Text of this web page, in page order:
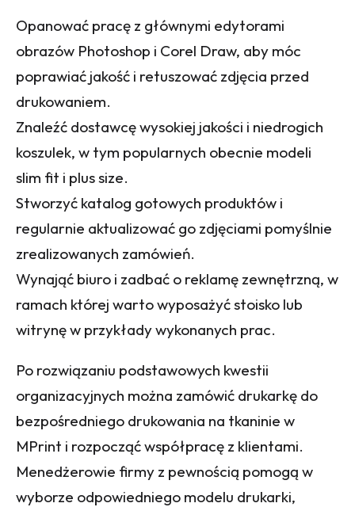
Opanować pracę z głównymi edytorami
obrazów Photoshop i Corel Draw, aby móc
poprawiać jakość i retuszować zdjęcia przed
drukowaniem.
Znaleźć dostawcę wysokiej jakości i niedrogich
koszulek, w tym popularnych obecnie modeli
slim fit i plus size.
Stworzyć katalog gotowych produktów i
regularnie aktualizować go zdjęciami pomyślnie
zrealizowanych zamówień.
Wynająć biuro i zadbać o reklamę zewnętrzną, w
ramach której warto wyposażyć stoisko lub
witrynę w przykłady wykonanych prac.
Po rozwiązaniu podstawowych kwestii
organizacyjnych można zamówić drukarkę do
bezpośredniego drukowania na tkaninie w
MPrint i rozpocząć współpracę z klientami.
Menedżerowie firmy z pewnością pomogą w
wyborze odpowiedniego modelu drukarki,